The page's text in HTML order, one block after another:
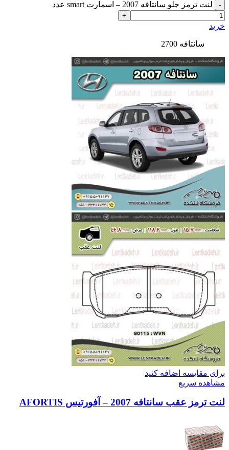
لنت ترمز جلو سانتافه 2007 – اسمارت smart عدد
خرید
سانتافه 2700
برای مقایسه اضافه کنید
مشاهده سریع
لنت ترمز عقب سانتافه 2007 – آفورتیس AFORTIS